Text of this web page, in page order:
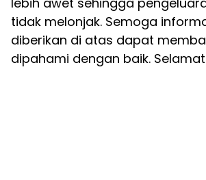
tidak melonjak. Semoga
diberikan di atas dapat
dipahami dengan baik.